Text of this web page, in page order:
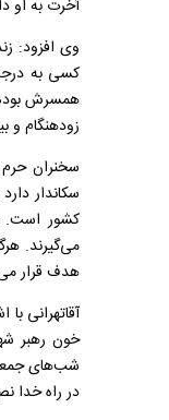
آخرت به او
وی افزود:
کسی به
همسرش بوده
زودهنگام و
سخنران حرم
سکاندار
کشور است.
می‌گیرند.
هدف قرار
آقاتهرانی با
خون رهبر
شب‌های
در راه خدا